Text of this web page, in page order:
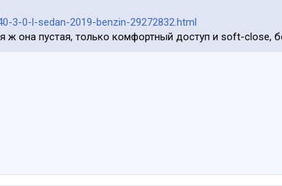
3-0-l-sedan-2019-benzin-29272832.html
ж она пустая, только комфортный доступ и soft-close,